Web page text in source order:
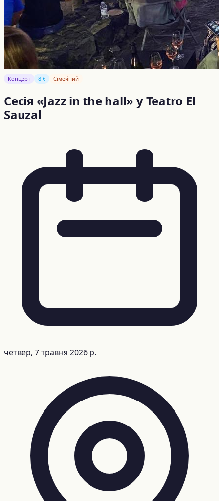
Концерт 8 € Сімейний
Сесія «Jazz in the hall» у Teatro El
Sauzal
четвер, 7 травня 2026 р.